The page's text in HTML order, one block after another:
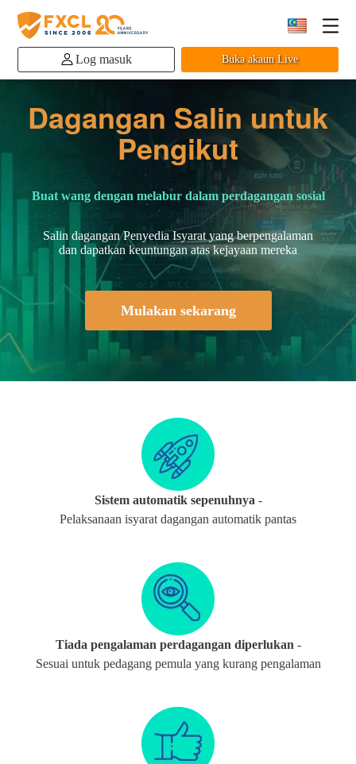
Log masuk Buka akaun Live
Dagangan Salin untuk
Pengikut
Buat wang dengan melabur dalam perdagangan sosial
Salin dagangan Penyedia Isyarat yang berpengalaman
dan dapatkan keuntungan atas kejayaan mereka
Mulakan sekarang
Sistem automatik sepenuhnya -
Pelaksanaan isyarat dagangan automatik pantas
Tiada pengalaman perdagangan diperlukan -
Sesuai untuk pedagang pemula yang kurang pengalaman